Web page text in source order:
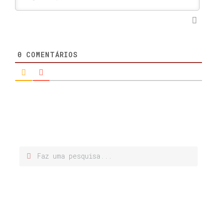
0 COMENTÁRIOS